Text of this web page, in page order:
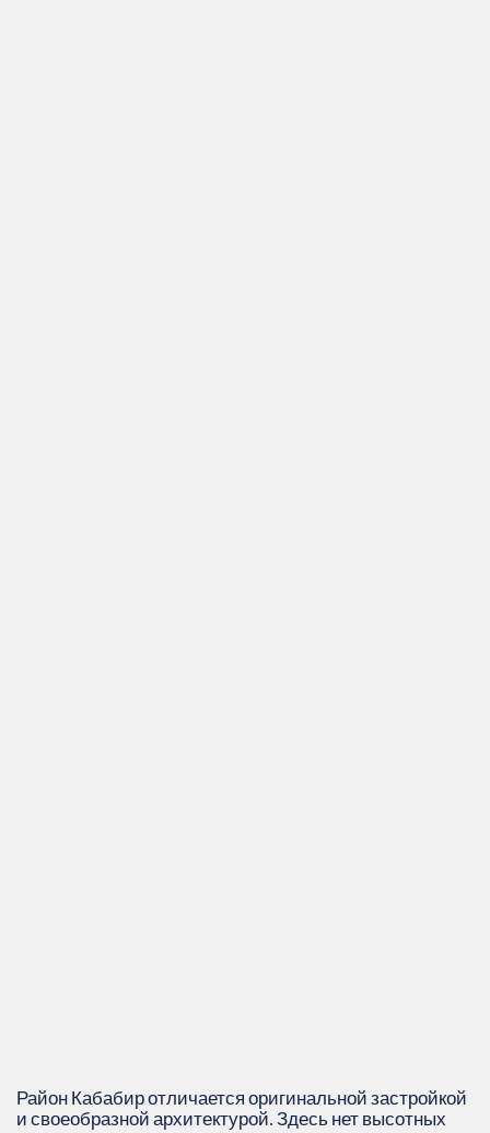
Район Кабабир отличается оригинальной застройкой
и своеобразной архитектурой. Здесь нет высотных